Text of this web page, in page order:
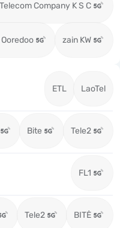
Company K S C
Ooredoo zain KW
ETL LaoTel
Bite Tele2
FL1
Tele2 BITĖ